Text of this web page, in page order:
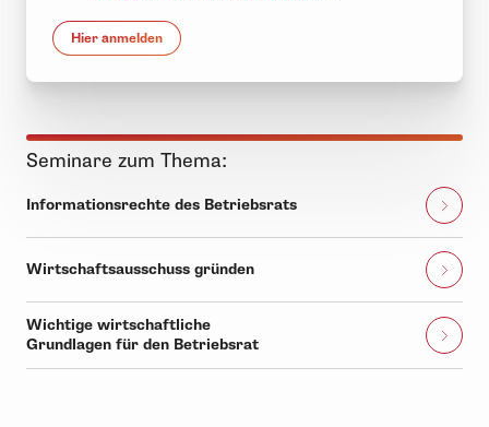
Hier anmelden
Seminare zum Thema:
Informationsrechte des Betriebsrats
Wirtschaftsausschuss gründen
Wichtige wirtschaftliche
Grundlagen für den Betriebsrat